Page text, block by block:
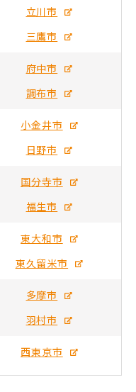
立川市
三鷹市
府中市
調布市
小金井市
日野市
国分寺市
福生市
東大和市
東久留米市
多摩市
羽村市
西東京市